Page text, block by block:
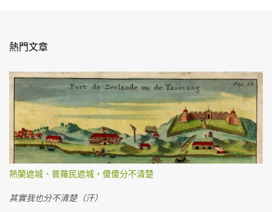
言
熱門文章
熱蘭遮城、普羅民遮城，傻傻分不清楚
其實我也分不清楚（汗）